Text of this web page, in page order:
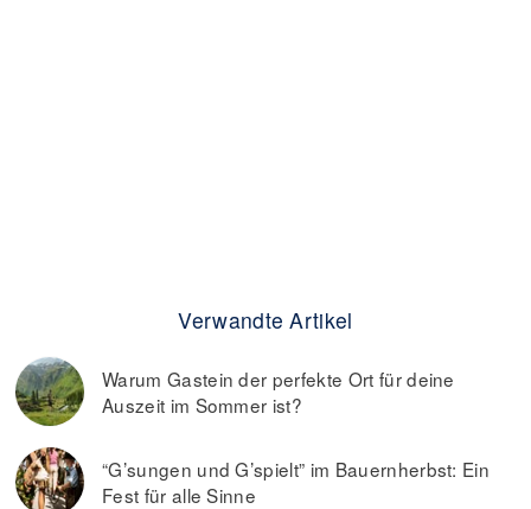
Verwandte Artikel
Warum Gastein der perfekte Ort für deine
Auszeit im Sommer ist?
“G’sungen und G’spielt” im Bauernherbst: Ein
Fest für alle Sinne